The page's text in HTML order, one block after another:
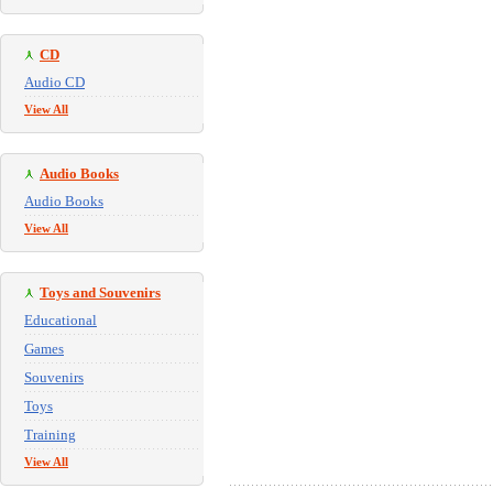
CD
Audio CD
View All
Audio Books
Audio Books
View All
Toys and Souvenirs
Educational
Games
Souvenirs
Toys
Training
View All